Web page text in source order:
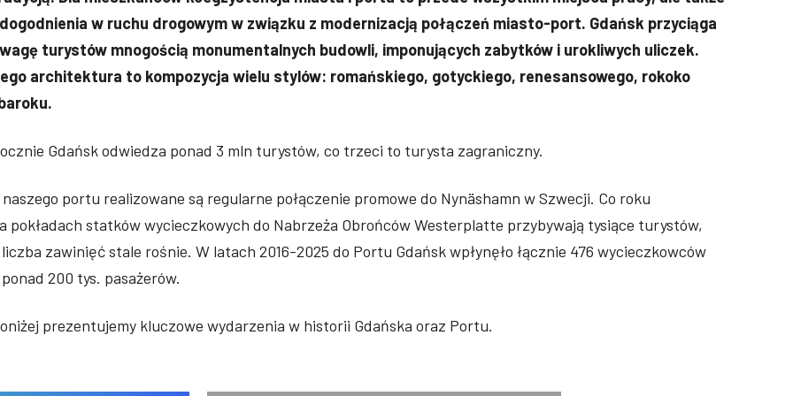
w ruchu drogowym w związku z modernizacją połączeń miasto-port. Gdańsk przyciąga
turystów mnogością monumentalnych budowli, imponujących zabytków i urokliwych uliczek.
architektura to kompozycja wielu stylów: romańskiego, gotyckiego, renesansowego, rokoko
Gdańsk odwiedza ponad 3 mln turystów, co trzeci to turysta zagraniczny.
naszego portu realizowane są regularne połączenie promowe do Nynäshamn w Szwecji. Co roku
pokładach statków wycieczkowych do Nabrzeża Obrońców Westerplatte przybywają tysiące turystów,
zawinięć stale rośnie. W latach 2016-2025 do Portu Gdańsk wpłynęło łącznie 476 wycieczkowców
200 tys. pasażerów.
prezentujemy kluczowe wydarzenia w historii Gdańska oraz Portu.